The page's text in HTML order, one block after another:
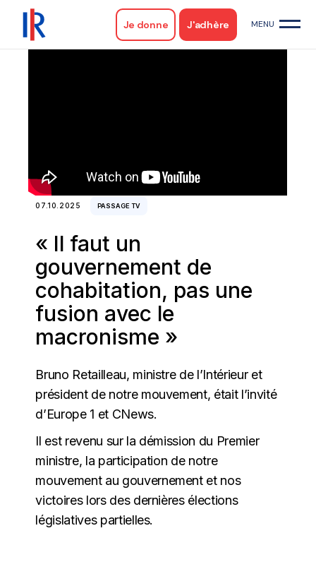
Je donne J'adhère
07.10.2025 PASSAGE TV
« Il faut un
gouvernement de
cohabitation, pas une
fusion avec le
macronisme »
Bruno Retailleau, ministre de l’Intérieur et
président de notre mouvement, était l’invité
d’Europe 1 et CNews.
Il est revenu sur la démission du Premier
ministre, la participation de notre
mouvement au gouvernement et nos
victoires lors des dernières élections
législatives partielles.